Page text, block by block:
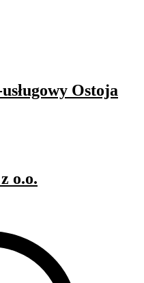
Ostoja
o.o.